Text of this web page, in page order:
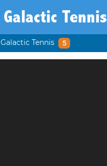
Galactic Tennis
Galactic Tennis 5